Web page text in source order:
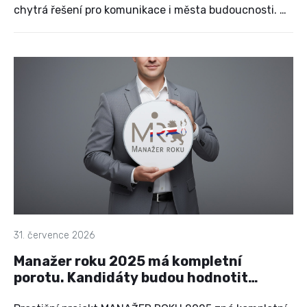
chytrá řešení pro komunikace i města budoucnosti. Na
vědeckých organizací, média i široká veřejnost, aby
společně objevili trendy, které mění způsob, jakým se
31. července 2026
Manažer roku 2025 má kompletní
porotu. Kandidáty budou hodnotit